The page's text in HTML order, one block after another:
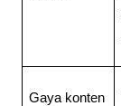
Gaya konten